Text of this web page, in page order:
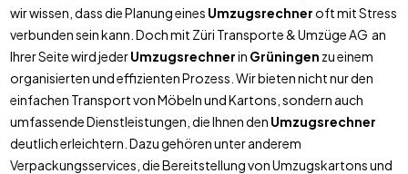
wir wissen, dass die Planung eines Umzugsrechneroft mit Stress
verbunden sein kann. Doch mit Züri Transporte & Umzüge AG an
Ihrer Seite wird jederUmzugsrechnerin Grüningen zu einem
organisierten und effizienten Prozess. Wir bieten nicht nur den
einfachen Transport von Möbeln und Kartons, sondern auch
umfassende Dienstleistungen, die Ihnen den Umzugsrechner
deutlich erleichtern. Dazu gehören unter anderem
Verpackungsservices, die Bereitstellung von Umzugskartons und